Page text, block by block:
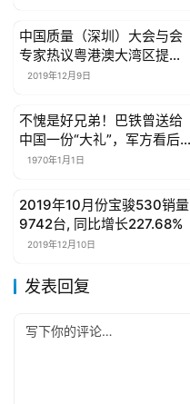
母婴亲子
中国质量（深圳）大会与会
专家热议粤港澳大湾区提升
发展质量
2019年12月9日
母婴亲子
不愧是好兄弟！巴铁曾送给
中国一份“大礼”，军方看后
笑开了花
1970年1月1日
母婴亲子
2019年10月份宝骏530销量
9742台, 同比增长227.68%
2019年12月10日
发表回复